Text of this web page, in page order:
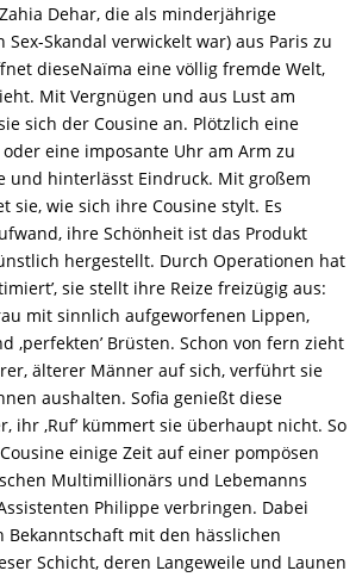
Dehar, die als minderjährige
Sex-Skandal verwickelt war) aus Paris zu
dieseNaïma eine völlig fremde Welt,
Mit Vergnügen und aus Lust am
sich der Cousine an. Plötzlich eine
eine imposante Uhr am Arm zu
und hinterlässt Eindruck. Mit großem
sie, wie sich ihre Cousine stylt. Es
ihre Schönheit ist das Produkt
hergestellt. Durch Operationen hat
sie stellt ihre Reize freizügig aus:
mit sinnlich aufgeworfenen Lippen,
‚perfekten’ Brüsten. Schon von fern zieht
älterer Männer auf sich, verführt sie
aushalten. Sofia genießt diese
ihr ‚Ruf’ kümmert sie überhaupt nicht. So
einige Zeit auf einer pompösen
Multimillionärs und Lebemanns
Philippe verbringen. Dabei
Bekanntschaft mit den hässlichen
Schicht, deren Langeweile und Launen